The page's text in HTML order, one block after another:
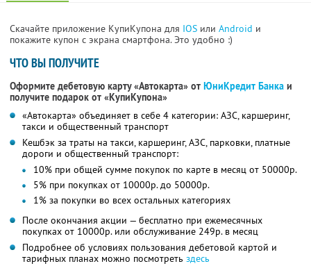
Скачайте приложение КупиКупона для IOS или Android и
покажите купон с экрана смартфона. Это удобно :)
ЧТО ВЫ ПОЛУЧИТЕ
Оформите дебетовую карту «Автокарта» от ЮниКредит Банка и
получите подарок от «КупиКупона»
«Автокарта» объединяет в себе 4 категории: АЗС, каршеринг,
такси и общественный транспорт
Кешбэк за траты на такси, каршеринг, АЗС, парковки, платные
дороги и общественный транспорт:
10% при общей сумме покупок по карте в месяц от 50000р.
5% при покупках от 10000р. до 50000р.
1% за покупки во всех остальных категориях
После окончания акции — бесплатно при ежемесячных
покупках от 10000р. или обслуживание 249р. в месяц
Подробнее об условиях пользования дебетовой картой и
тарифных планах можно посмотреть здесь